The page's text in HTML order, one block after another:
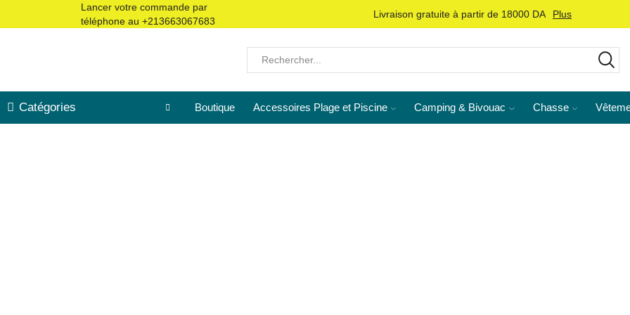
Lancer votre commande par
téléphone au +213663067683
Livraison gratuite à partir de 18000 DA Plus
Catégories Boutique Accessoires Plage et Piscine Camping & Bivouac Chasse